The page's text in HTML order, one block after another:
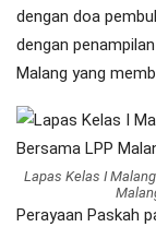
dengan doa
dengan
Malang yang
Lapas Kelas I
Perayaan Paskah